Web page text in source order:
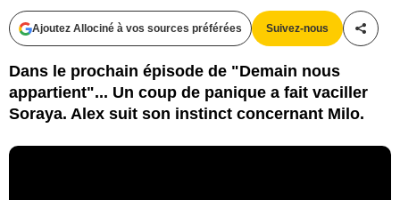
Ajoutez Allociné à vos sources préférées Suivez-nous
Dans le prochain épisode de "Demain nous
appartient"... Un coup de panique a fait vaciller
Soraya. Alex suit son instinct concernant Milo.